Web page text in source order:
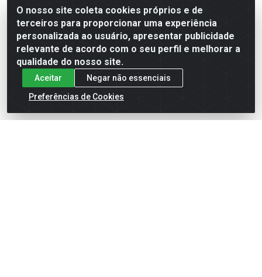
O nosso site coleta cookies próprios e de
terceiros para proporcionar uma experiência
personalizada ao usuário, apresentar publicidade
relevante de acordo com o seu perfil e melhorar a
qualidade do nosso site.
Aceitar
Negar não essenciais
Preferências de Cookies
Formas de Pagamento